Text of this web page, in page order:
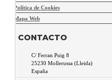
Política de Cookies
Mapa Web
CONTACTO
C/ Ferran Puig 8
25230 Mollerussa (Lleida)
España